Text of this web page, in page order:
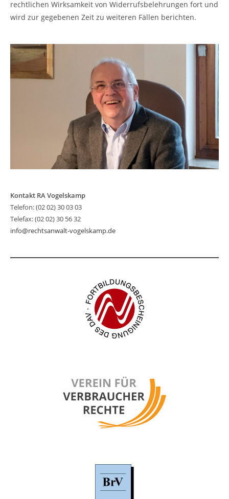
rechtlichen Wirksamkeit von Widerrufsbelehrungen fort und
wird zur gegebenen Zeit zu weiteren Fällen berichten.
Kontakt RA Vogelskamp
Telefon: (02 02) 30 03 03
Telefax: (02 02) 30 56 32
info@rechtsanwalt-vogelskamp.de